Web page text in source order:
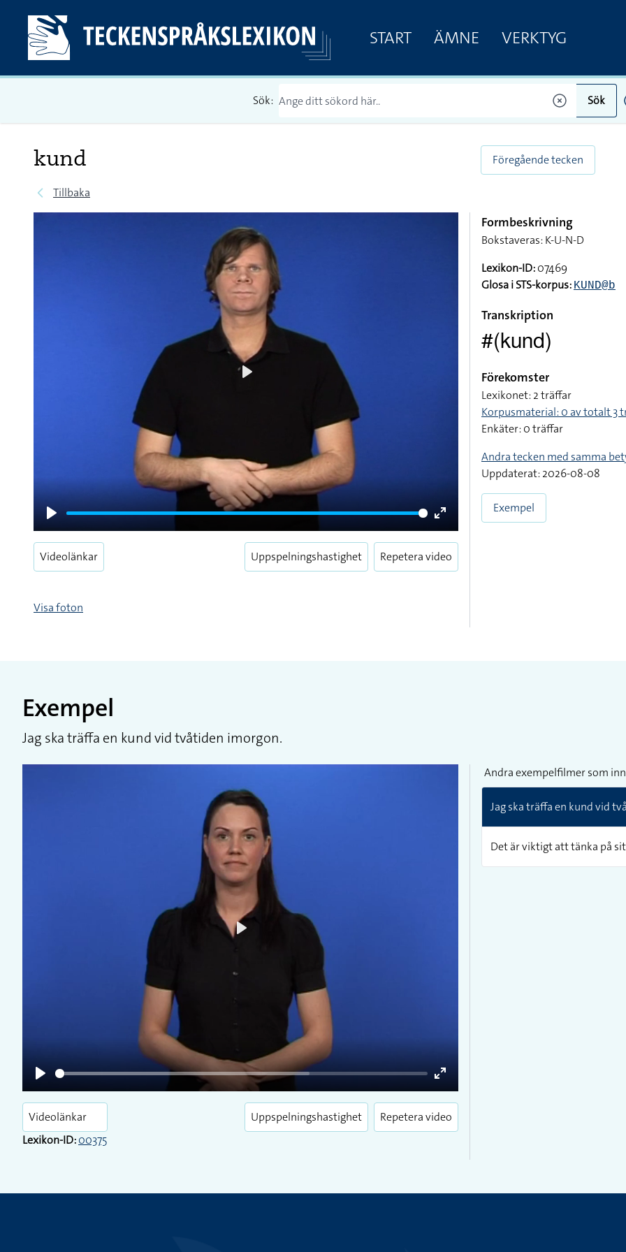
START ÄMNE VERKTYG
Sök: Sök
kund
Tillbaka
Föregående tecken
Play
Enter
fullscreen
Videolänkar Uppspelningshastighet Repetera video
Visa foton
Formbeskrivning
Bokstaveras: K-U-N-D
Lexikon-ID:07469
Glosa i STS-korpus: KUND@b
Transkription
#(kund)
Förekomster
Lexikonet: 2 träffar
Korpusmaterial: 0 av totalt 3
Enkäter: 0 träffar
Andra tecken med samma
Uppdaterat: 2026-08-08
Exempel
Exempel
Jag ska träffa en kund vid tvåtiden imorgon.
Play
Enter
fullscreen
Videolänkar
Lexikon-ID:00375
Uppspelningshastighet Repetera video
Andra exempelfilmer som
Jag ska träffa en kund vid
Det är viktigt att tänka på